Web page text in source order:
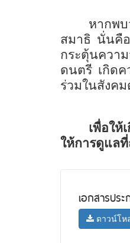
หากพบ
สมาธิ นั่นคือ
กระตุ้นควา
ดนตรี เกิด
ร่วมในสังคม
เพื่อให้
ให้การดูแล
เอกสารปร
ดาวน์โห